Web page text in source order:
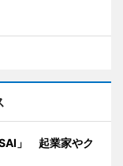
」 起業家やク